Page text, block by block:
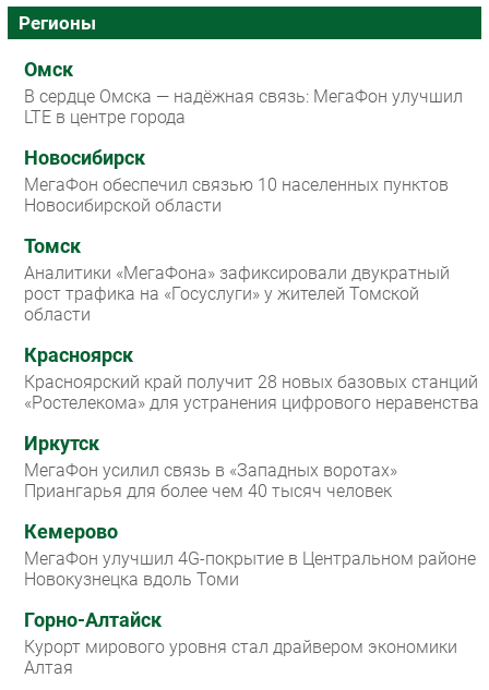
Регионы
Омск
В сердце Омска — надёжная связь: МегаФон улучшил
LTE в центре города
Новосибирск
МегаФон обеспечил связью 10 населенных пунктов
Новосибирской области
Томск
Аналитики «МегаФона» зафиксировали двукратный
рост трафика на «Госуслуги» у жителей Томской
области
Красноярск
Красноярский край получит 28 новых базовых станций
«Ростелекома» для устранения цифрового неравенства
Иркутск
МегаФон усилил связь в «Западных воротах»
Приангарья для более чем 40 тысяч человек
Кемерово
МегаФон улучшил 4G-покрытие в Центральном районе
Новокузнецка вдоль Томи
Горно-Алтайск
Курорт мирового уровня стал драйвером экономики
Алтая